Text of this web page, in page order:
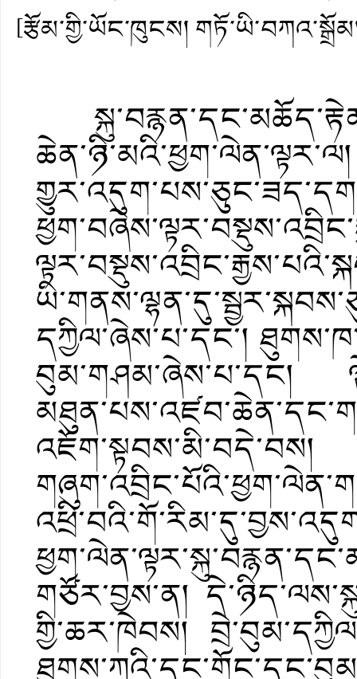
[རྩོམ་གྱི་ཡོང་ཁུངས།
དཀྱིལ་ཞེས་པ་དང་།
བུམ་གཤམ་ཞེས་པ་དང།
འཇོག་སྟབས་མི་བདེ་བས།
གཙོར་བྱས་ན།
གྱི་ཆར་ཁེབས།